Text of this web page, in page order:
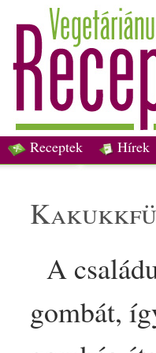
Receptek Hírek
A
gombát,